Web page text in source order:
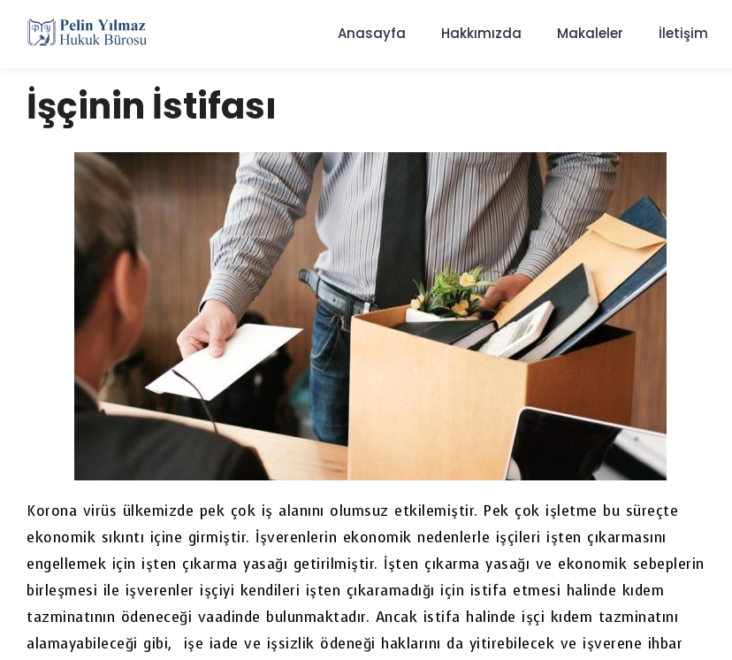
Anasayfa Hakkımızda Makaleler İletişim
İşçinin İstifası
Korona virüs ülkemizde pek çok iş alanını olumsuz etkilemiştir. Pek çok işletme bu süreçte
ekonomik sıkıntı içine girmiştir. İşverenlerin ekonomik nedenlerle işçileri işten çıkarmasını
engellemek için işten çıkarma yasağı getirilmiştir. İşten çıkarma yasağı ve ekonomik sebeplerin
birleşmesi ile işverenler işçiyi kendileri işten çıkaramadığı için istifa etmesi halinde kıdem
tazminatının ödeneceği vaadinde bulunmaktadır. Ancak istifa halinde işçi kıdem tazminatını
alamayabileceği gibi, işe iade ve işsizlik ödeneği haklarını da yitirebilecek ve işverene ihbar